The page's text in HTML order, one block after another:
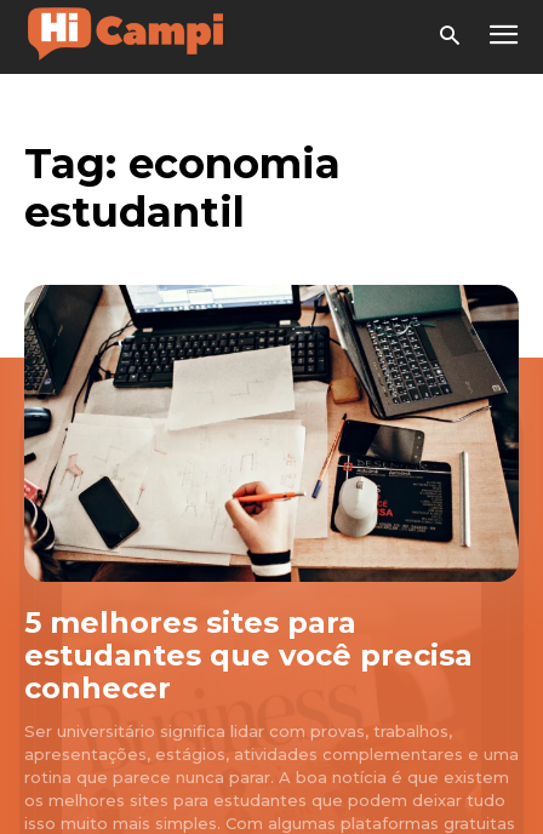
Tag: economia
estudantil
5 melhores sites para
estudantes que você precisa
conhecer
Ser universitário significa lidar com provas, trabalhos,
apresentações, estágios, atividades complementares e uma
rotina que parece nunca parar. A boa notícia é que existem
os melhores sites para estudantes que podem deixar tudo
isso muito mais simples. Com algumas plataformas gratuitas